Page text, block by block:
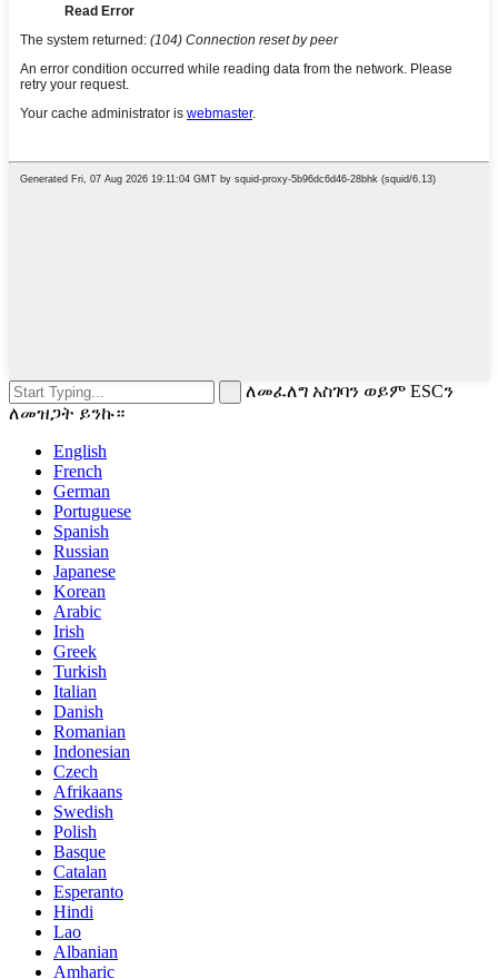
ለመፈለግ አስገባን ወይም ESCን
ለመዝጋት ይንኩ።
English
French
German
Portuguese
Spanish
Russian
Japanese
Korean
Arabic
Irish
Greek
Turkish
Italian
Danish
Romanian
Indonesian
Czech
Afrikaans
Swedish
Polish
Basque
Catalan
Esperanto
Hindi
Lao
Albanian
Amharic